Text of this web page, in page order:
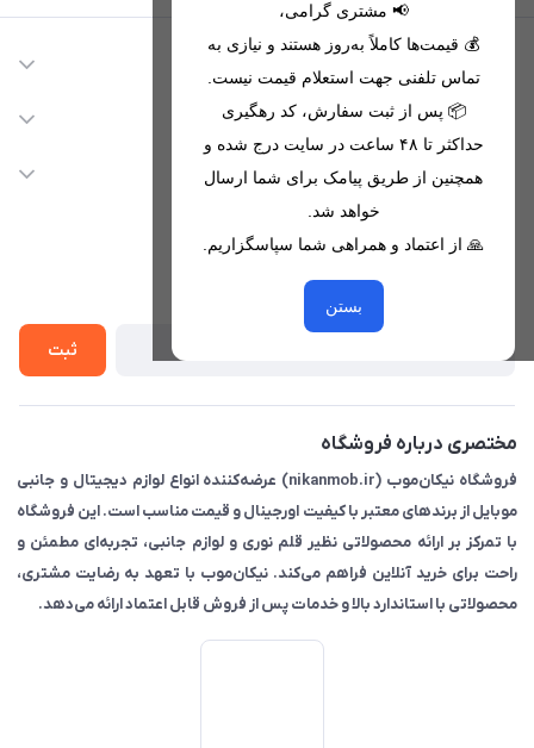
📢 مشتری گرامی،
💰 قیمت‌ها کاملاً به‌روز هستند و نیازی به
تماس تلفنی جهت استعلام قیمت نیست.
📦 پس از ثبت سفارش، کد رهگیری
حداکثر تا ۴۸ ساعت در سایت درج شده و
همچنین از طریق پیامک برای شما ارسال
خواهد شد.
🙏 از اعتماد و همراهی شما سپاسگزاریم.
بستن
اطلاعات تماس
09221680256 - 09373782289
nikanmobstore@gmail.com
هرمزگان، بندرخمیر، شهرک رودبار
دسترسی سریع
لیست محصولات
خدمات مشتریان
حریم خصوصی
از جدید‌ترین تخفیف‌ها با‌ خبر شوید
ثبت
مختصری درباره فروشگاه
فروشگاه نیکان‌موب (nikanmob.ir) عرضه‌کننده انواع لوازم دیجیتال و جانبی
موبایل از برندهای معتبر با کیفیت اورجینال و قیمت مناسب است. این فروشگاه
با تمرکز بر ارائه محصولاتی نظیر قلم نوری و لوازم جانبی، تجربه‌ای مطمئن و
راحت برای خرید آنلاین فراهم می‌کند. نیکان‌موب با تعهد به رضایت مشتری،
محصولاتی با استاندارد بالا و خدمات پس از فروش قابل اعتماد ارائه می‌دهد.